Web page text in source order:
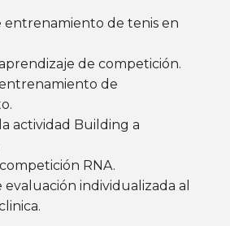
entrenamiento de tenis en
de competición.
de
actividad Building a
RNA.
individualizada al